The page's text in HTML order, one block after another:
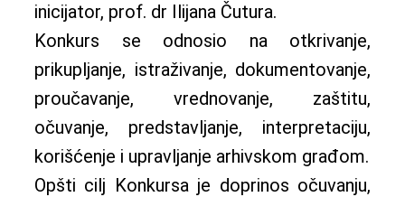
inicijator, prof. dr Ilijana Čutura.
Konkurs se odnosio na otkrivanje,
prikupljanje, istraživanje, dokumentovanje,
proučavanje, vrednovanje, zaštitu,
očuvanje, predstavljanje, interpretaciju,
korišćenje i upravljanje arhivskom građom.
Opšti cilj Konkursa je doprinos očuvanju,